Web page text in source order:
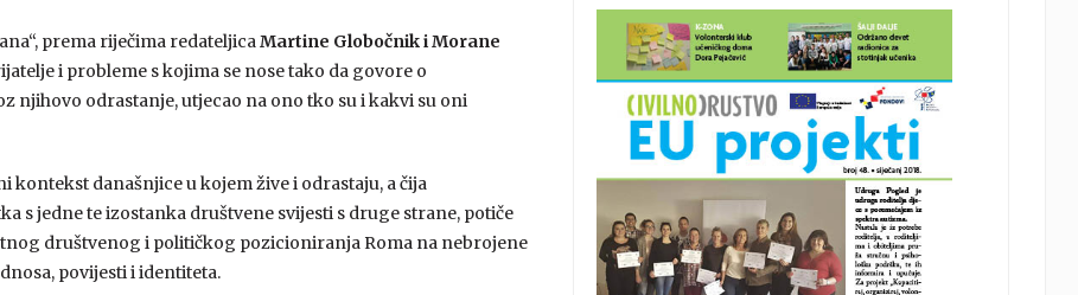
prema riječima redateljicaMartine Globočnik i Morane
i probleme s kojima se nose tako da govore o
odrastanje, utjecao na ono tko su i kakvi su oni
današnjice u kojem žive i odrastaju, a čija
s jedne te izostanka društvene svijesti s druge strane, potiče
društvenog i političkog pozicioniranja Roma na nebrojene
povijesti i identiteta.